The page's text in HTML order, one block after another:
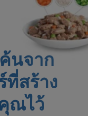
นจาก
สร้าง
ณไว้